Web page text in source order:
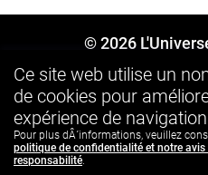
© 2026
Suivez-nous:
Ce site web utilise un
de cookies pour
expérience de
Pour plus dÂ´informations, veuillez
politique de confidentialité et notre avis
responsabilité.